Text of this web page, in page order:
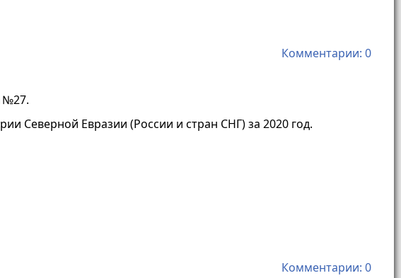
Комментарии: 0
№27.
Северной Евразии (России и стран СНГ) за 2020 год.
Комментарии: 0